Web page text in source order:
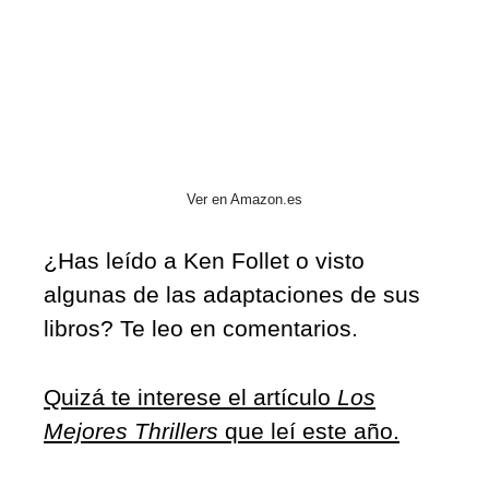
Ver en Amazon.es
¿Has leído a Ken Follet o visto
algunas de las adaptaciones de sus
libros? Te leo en comentarios.
Quizá te interese el artículo Los
Mejores Thrillers que leí este año.